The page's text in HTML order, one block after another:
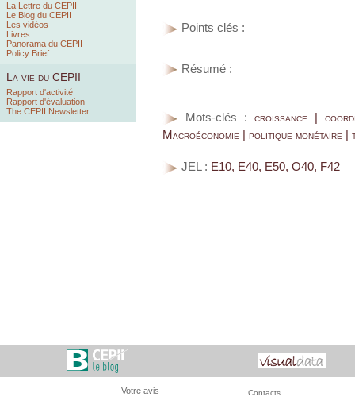
La Lettre du CEPII
Le Blog du CEPII
Les vidéos
Livres
Panorama du CEPII
Policy Brief
La vie du CEPII
Rapport d'activité
Rapport d'évaluation
The CEPII Newsletter
Points clés :
Résumé :
Mots-clés : croissance |
Macroéconomie | politique monétaire
JEL : E10, E40, E50, O40, F42
Votre avis Contacts